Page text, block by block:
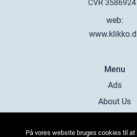
web:
Menu
Ads
About Us
Contact
På vores website bruges cookies til